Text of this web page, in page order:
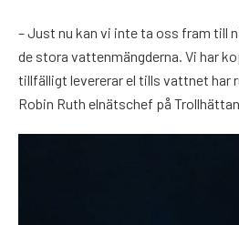
– Just nu kan vi inte ta oss fram till
de stora vattenmängderna. Vi har
tillfälligt levererar el tills vattnet har
Robin Ruth elnätschef på Trollhättan